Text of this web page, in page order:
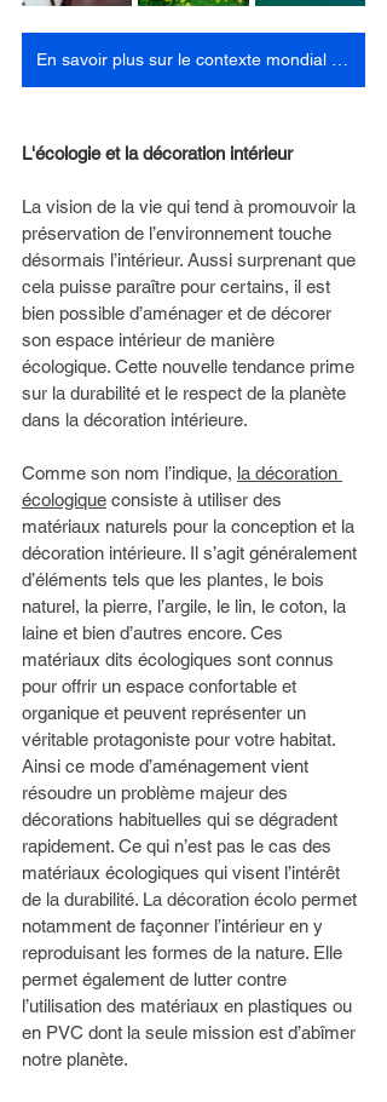
En savoir plus sur le contexte mondial echologique
L'écologie et la décoration intérieur
La vision de la vie qui tend à promouvoir la
préservation de l’environnement touche
désormais l’intérieur. Aussi surprenant que
cela puisse paraître pour certains, il est
bien possible d’aménager et de décorer
son espace intérieur de manière
écologique. Cette nouvelle tendance prime
sur la durabilité et le respect de la planète
dans la décoration intérieure.
Comme son nom l’indique, la décoration
écologique consiste à utiliser des
matériaux naturels pour la conception et la
décoration intérieure. Il s’agit généralement
d’éléments tels que les plantes, le bois
naturel, la pierre, l’argile, le lin, le coton, la
laine et bien d’autres encore. Ces
matériaux dits écologiques sont connus
pour offrir un espace confortable et
organique et peuvent représenter un
véritable protagoniste pour votre habitat.
Ainsi ce mode d’aménagement vient
résoudre un problème majeur des
décorations habituelles qui se dégradent
rapidement. Ce qui n’est pas le cas des
matériaux écologiques qui visent l’intérêt
de la durabilité. La décoration écolo permet
notamment de façonner l’intérieur en y
reproduisant les formes de la nature. Elle
permet également de lutter contre
l’utilisation des matériaux en plastiques ou
en PVC dont la seule mission est d’abîmer
notre planète.